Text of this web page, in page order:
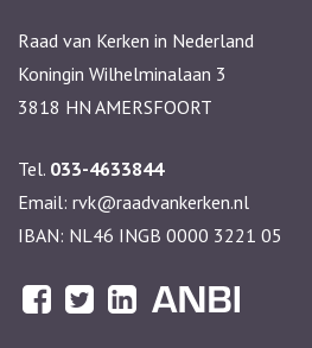
Raad van Kerken in Nederland
Koningin Wilhelminalaan 3
3818 HN AMERSFOORT
Tel. 033-4633844
Email: rvk@raadvankerken.nl
IBAN: NL46 INGB 0000 3221 05